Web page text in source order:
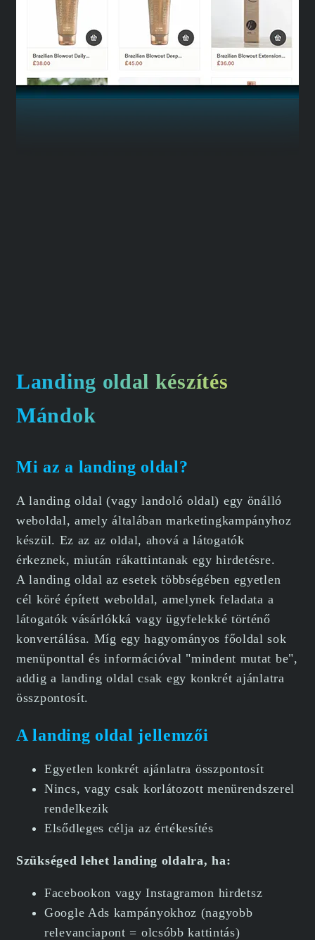
Landing oldal készítés
Mándok
Mi az a landing oldal?
A landing oldal (vagy landoló oldal) egy önálló
weboldal, amely általában marketingkampányhoz
készül. Ez az az oldal, ahová a látogatók
érkeznek, miután rákattintanak egy hirdetésre.
A landing oldal az esetek többségében egyetlen
cél köré épített weboldal, amelynek feladata a
látogatók vásárlókká vagy ügyfelekké történő
konvertálása. Míg egy hagyományos főoldal sok
menüponttal és információval "mindent mutat be",
addig a landing oldal csak egy konkrét ajánlatra
összpontosít.
A landing oldal jellemzői
Egyetlen konkrét ajánlatra összpontosít
Nincs, vagy csak korlátozott menürendszerel
rendelkezik
Elsődleges célja az értékesítés
Szükséged lehet landing oldalra, ha:
Facebookon vagy Instagramon hirdetsz
Google Ads kampányokhoz (nagyobb
relevanciapont = olcsóbb kattintás)